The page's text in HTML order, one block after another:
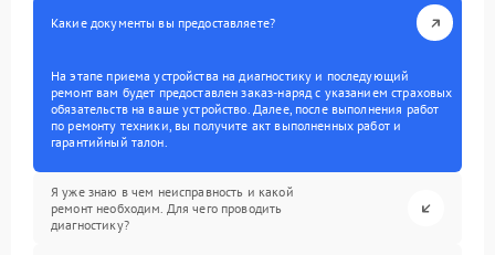
Какие документы вы предоставляете?
На этапе приема устройства на диагностику и последующий
ремонт вам будет предоставлен заказ-наряд с указанием страховых
обязательств на ваше устройство. Далее, после выполнения работ
по ремонту техники, вы получите акт выполненных работ и
гарантийный талон.
Я уже знаю в чем неисправность и какой
ремонт необходим. Для чего проводить
диагностику?